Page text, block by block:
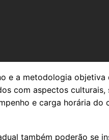
e a metodologia
com aspectos
e carga horária do
também poderão se